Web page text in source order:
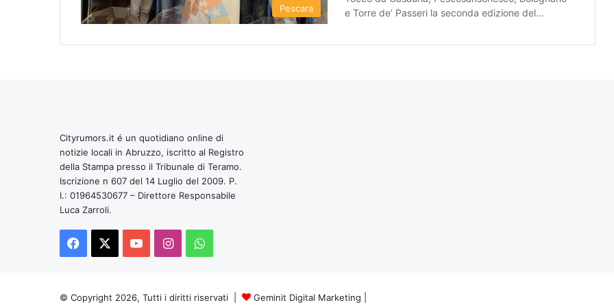
Pescara
e Torre de’ Passeri la seconda edizione del…
Cityrumors.it é un quotidiano online di
notizie locali in Abruzzo, iscritto al Registro
della Stampa presso il Tribunale di Teramo.
Iscrizione n 607 del 14 Luglio del 2009. P.
I.: 01964530677 – Direttore Responsabile
Luca Zarroli.
Facebook
You InstagramWhatsApp
© Copyright 2026, Tutti i diritti riservati | Geminit Digital Marketing